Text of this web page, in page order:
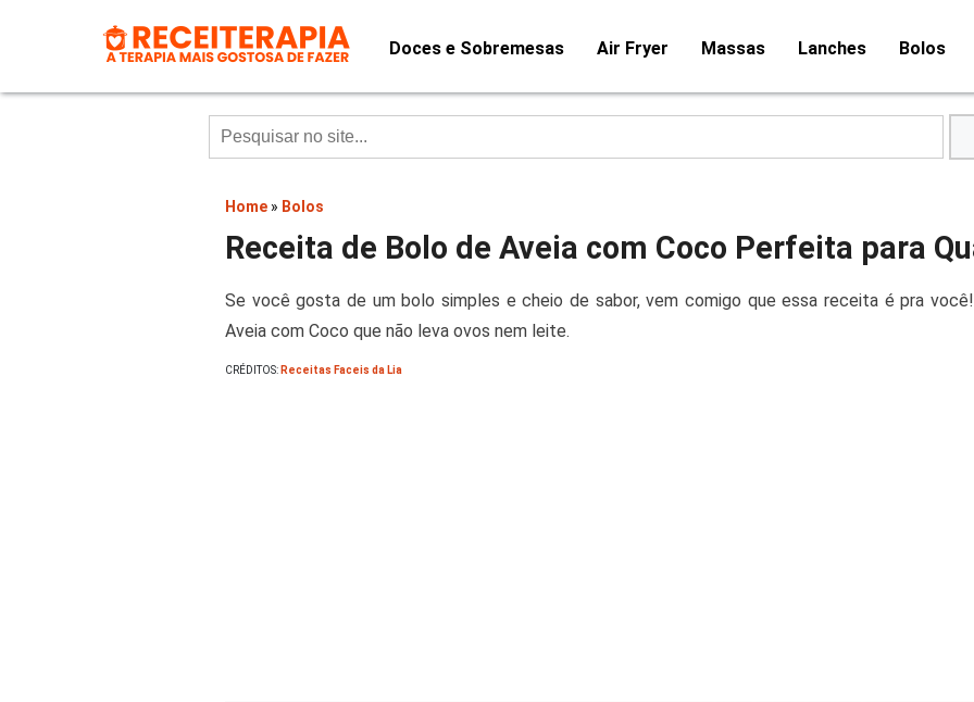
Doces e Sobremesas Air Fryer Massas Lanches Bolos
Home » Bolos
Receita de Bolo de Aveia com Coco Perfeita para
Se você gosta de um bolo simples e cheio de sabor, vem comigo que essa receita é pra
Aveia com Coco que não leva ovos nem leite.
CRÉDITOS: Receitas Faceis da Lia